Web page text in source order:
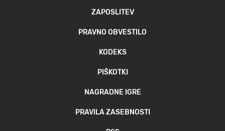
ZAPOSLITEV
PRAVNO OBVESTILO
KODEKS
PIŠKOTKI
NAGRADNE IGRE
PRAVILA ZASEBNOSTI